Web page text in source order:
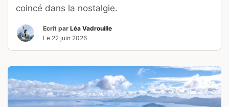
coincé dans la nostalgie.
Ecrit par Léa Vadrouille
Le 22 juin 2026